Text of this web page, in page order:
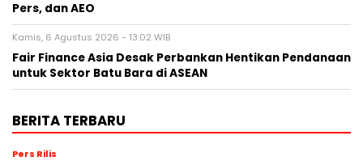
Pers, dan AEO
Kamis, 6 Agustus 2026 - 13:02 WIB
Fair Finance Asia Desak Perbankan Hentikan Pendanaan
untuk Sektor Batu Bara di ASEAN
BERITA TERBARU
Pers Rilis